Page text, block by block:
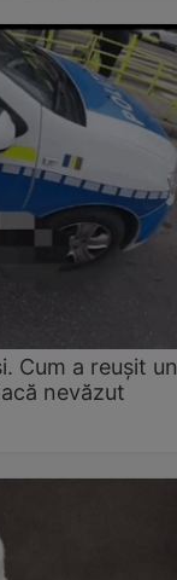
Cum a reușit un
nevăzut